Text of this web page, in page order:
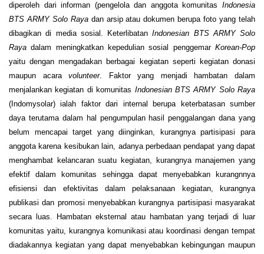
diperoleh dari informan (pengelola dan anggota komunitas Indonesia
BTS ARMY Solo Raya dan arsip atau dokumen berupa foto yang telah
dibagikan di media sosial. KeterlibatanIndonesian BTS ARMY Solo
Raya dalam meningkatkan kepedulian sosial penggemar Korean-Pop
yaitu dengan mengadakan berbagai kegiatan seperti kegiatan donasi
maupun acaravolunteer. Faktor yang menjadi hambatan dalam
menjalankan kegiatan di komunitas Indonesian BTS ARMY Solo Raya
(Indomysolar) ialah faktor dari internal berupa keterbatasan sumber
daya terutama dalam hal pengumpulan hasil penggalangan dana yang
belum mencapai target yang diinginkan, kurangnya partisipasi para
anggota karena kesibukan lain, adanya perbedaan pendapat yang dapat
menghambat kelancaran suatu kegiatan, kurangnya manajemen yang
efektif dalam komunitas sehingga dapat menyebabkan kurangnnya
efisiensi dan efektivitas dalam pelaksanaan kegiatan, kurangnya
publikasi dan promosi menyebabkan kurangnya partisipasi masyarakat
secara luas. Hambatan eksternal atau hambatan yang terjadi di luar
komunitas yaitu, kurangnya komunikasi atau koordinasi dengan tempat
diadakannya kegiatan yang dapat menyebabkan kebingungan maupun